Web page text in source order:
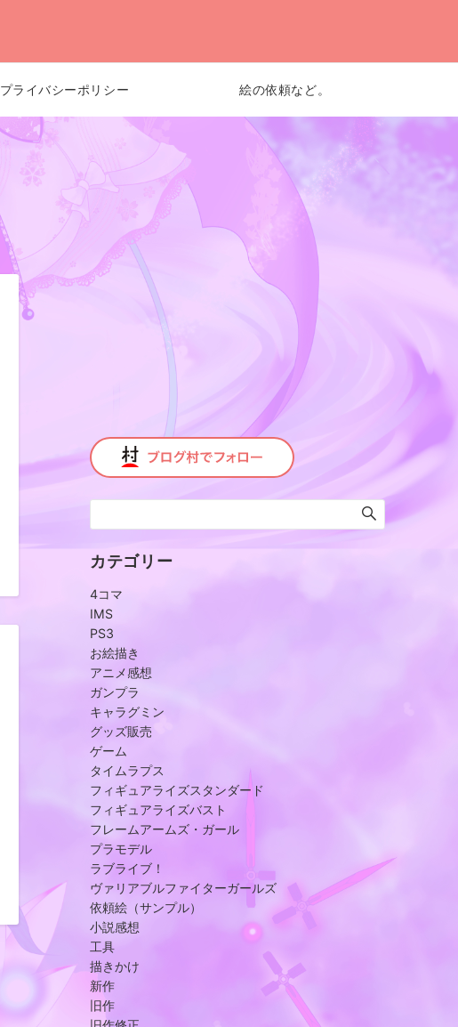
プライバシーポリシー 絵の依頼など。
カテゴリー
4コマ
IMS
PS3
お絵描き
アニメ感想
ガンプラ
キャラグミン
グッズ販売
ゲーム
タイムラプス
フィギュアライズスタンダード
フィギュアライズバスト
フレームアームズ・ガール
プラモデル
ラブライブ！
ヴァリアブルファイターガールズ
依頼絵（サンプル）
小説感想
工具
描きかけ
新作
旧作